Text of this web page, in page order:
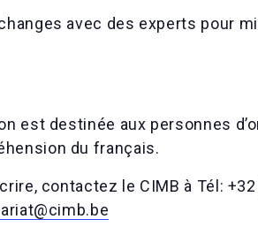
avec des experts pour
est destinée aux personnes
du français.
contactez le CIMB à Tél: